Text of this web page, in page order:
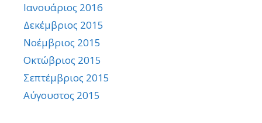
Ιανουάριος 2016
Δεκέμβριος 2015
Νοέμβριος 2015
Οκτώβριος 2015
Σεπτέμβριος 2015
Αύγουστος 2015